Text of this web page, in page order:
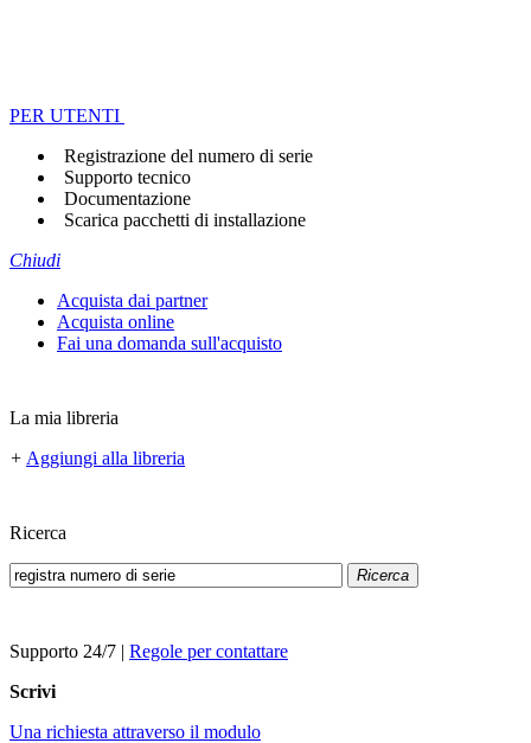
PER UTENTI
Registrazione del numero di serie
Supporto tecnico
Documentazione
Scarica pacchetti di installazione
Chiudi
Acquista dai partner
Acquista online
Fai una domanda sull'acquisto
La mia libreria
+ Aggiungi alla libreria
Ricerca
Ricerca
Supporto 24/7 | Regole per contattare
Scrivi
Una richiesta attraverso il modulo